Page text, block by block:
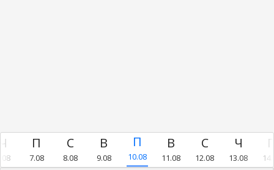
7.08 8.08 9.08 10.08 11.08 12.08 13.08